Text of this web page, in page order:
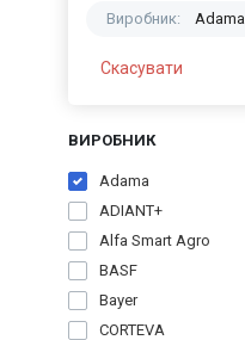
Виробник: Adama
Скасувати
ВИРОБНИК
Adama
ADIANT+
Alfa Smart Agro
BASF
Bayer
CORTEVA